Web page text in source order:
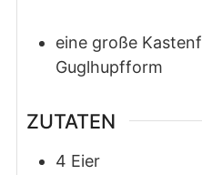
eine große
Guglhupfform
ZUTATEN
4 Eier